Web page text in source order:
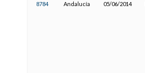
8784 Andalucía 05/06/2014